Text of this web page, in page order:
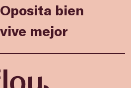
Oposita bien
vive mejor